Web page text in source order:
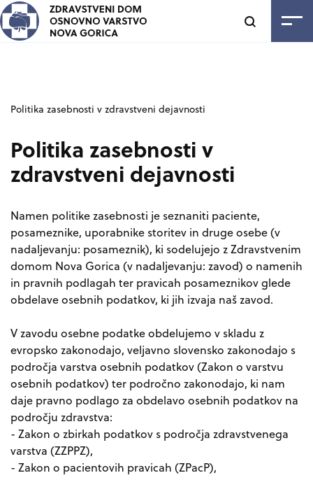
Politika zasebnosti v zdravstveni dejavnosti
Politika zasebnosti v
zdravstveni dejavnosti
Namen politike zasebnosti je seznaniti paciente,
posameznike, uporabnike storitev in druge osebe (v
nadaljevanju: posameznik), ki sodelujejo z Zdravstvenim
domom Nova Gorica (v nadaljevanju: zavod) o namenih
in pravnih podlagah ter pravicah posameznikov glede
obdelave osebnih podatkov, ki jih izvaja naš zavod.
V zavodu osebne podatke obdelujemo v skladu z
evropsko zakonodajo, veljavno slovensko zakonodajo s
področja varstva osebnih podatkov (Zakon o varstvu
osebnih podatkov) ter področno zakonodajo, ki nam
daje pravno podlago za obdelavo osebnih podatkov na
področju zdravstva:
- Zakon o zbirkah podatkov s področja zdravstvenega
varstva (ZZPPZ),
- Zakon o pacientovih pravicah (ZPacP),